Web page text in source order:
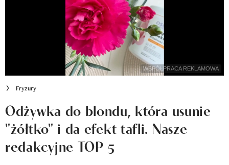
Klub Recenzentki
Newsy
Newsletter
WSPÓŁPRACA REKLAMOWA
Fryzury
Odżywka do blondu, która usunie
"żółtko" i da efekt tafli. Nasze
redakcyjne TOP 5